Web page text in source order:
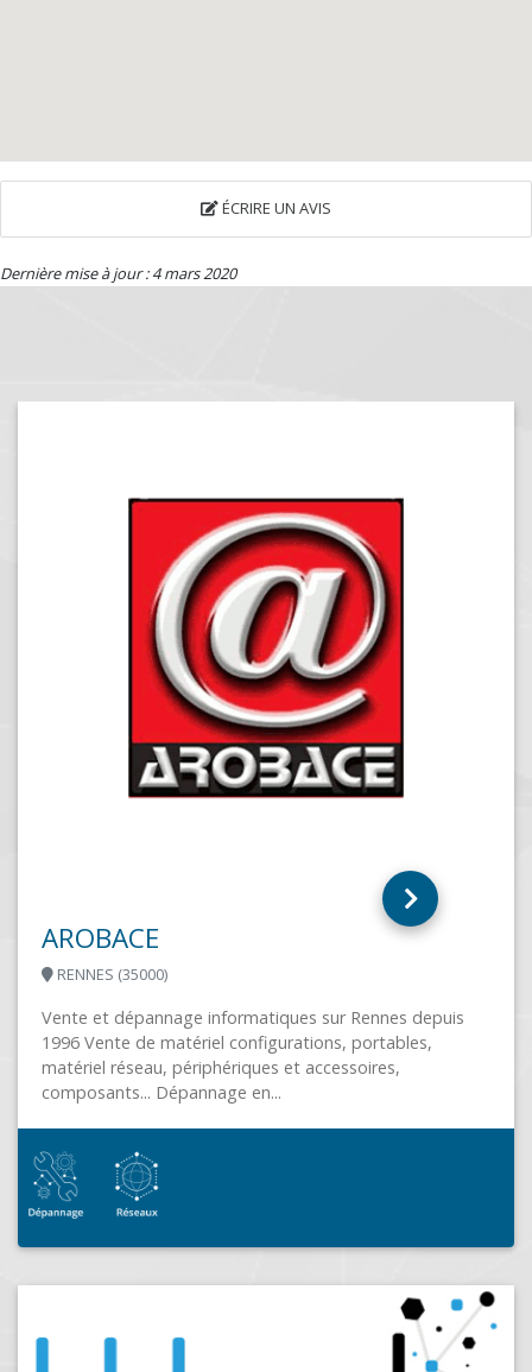
ÉCRIRE UN AVIS
Dernière mise à jour : 4 mars 2020
AZUR INFO
NICE (06200)
de tous matériels informatiques (windows...